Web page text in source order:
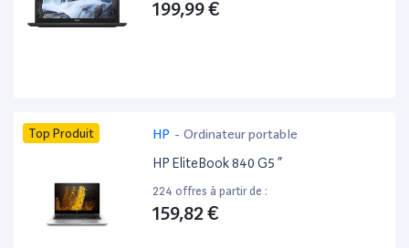
199,99 €
Top Produit HP - Ordinateur portable
HP EliteBook 840 G5 ”
224 offres à partir de :
159,82 €